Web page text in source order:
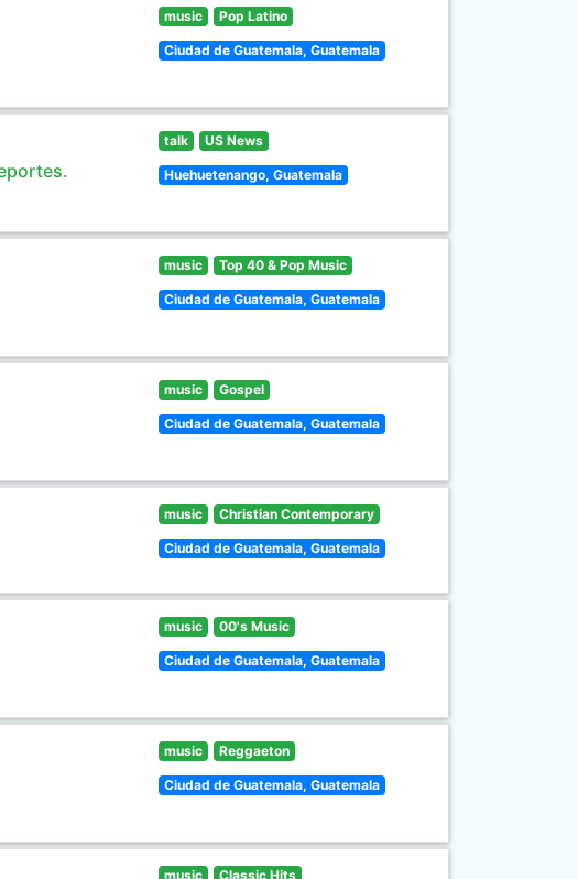
music Pop Latino
Ciudad de Guatemala, Guatemala
talk US News
Huehuetenango, Guatemala
music Top 40 & Pop Music
Ciudad de Guatemala, Guatemala
music Gospel
Ciudad de Guatemala, Guatemala
music Christian Contemporary
Ciudad de Guatemala, Guatemala
music 00's Music
Ciudad de Guatemala, Guatemala
music Reggaeton
Ciudad de Guatemala, Guatemala
music Classic Hits